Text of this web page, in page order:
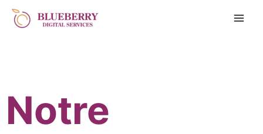
Notre